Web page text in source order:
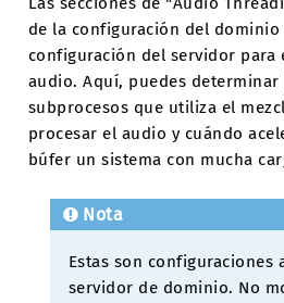
de la configuración del
configuración del servidor para
audio. Aquí, puedes
subprocesos que utiliza el
procesar el audio y cuándo
búfer un sistema con mucha
Nota
Estas son configuraciones
servidor de dominio. No